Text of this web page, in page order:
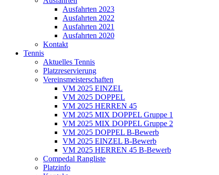
Ausfahrten 2023
Ausfahrten 2022
Ausfahrten 2021
Ausfahrten 2020
Kontakt
Tennis
Aktuelles Tennis
Platzreservierung
Vereinsmeisterschaften
VM 2025 EINZEL
VM 2025 DOPPEL
VM 2025 HERREN 45
VM 2025 MIX DOPPEL Gruppe 1
VM 2025 MIX DOPPEL Gruppe 2
VM 2025 DOPPEL B-Bewerb
VM 2025 EINZEL B-Bewerb
VM 2025 HERREN 45 B-Bewerb
Compedal Rangliste
Platzinfo